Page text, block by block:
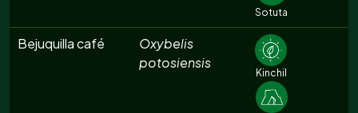
Sotuta
Bejuquilla café
Oxybelis
potosiensis
Kinchil